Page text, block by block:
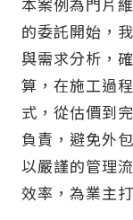
的委託開始，
與需求分析，
算，在施工過
式，從估價到
負責，避免外
以嚴謹的管理
效率，為業主